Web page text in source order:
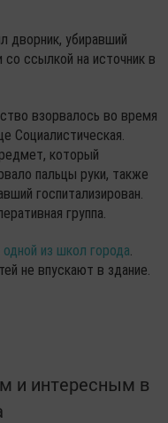
дворник, убиравший
ссылкой на источник в
взорвалось во время
Социалистическая.
который
пальцы руки, также
госпитализирован.
группа.
одной из школ города.
не впускают в здание.
и интересным в